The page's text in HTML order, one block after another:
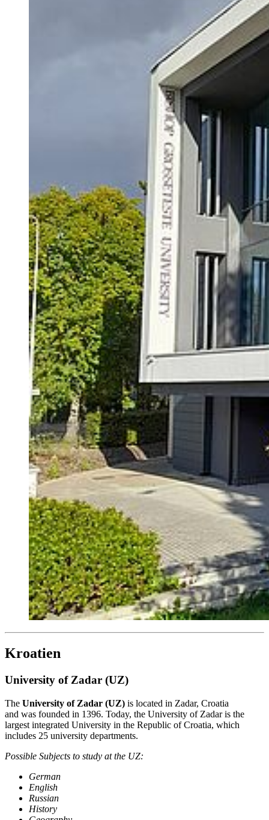
Kroatien
University of Zadar (UZ)
The University of Zadar (UZ) is located in Zadar, Croatia
and was founded in 1396. Today, the University of Zadar is the
largest integrated University in the Republic of Croatia, which
includes 25 university departments.
Possible Subjects to study at the UZ:
German
English
Russian
History